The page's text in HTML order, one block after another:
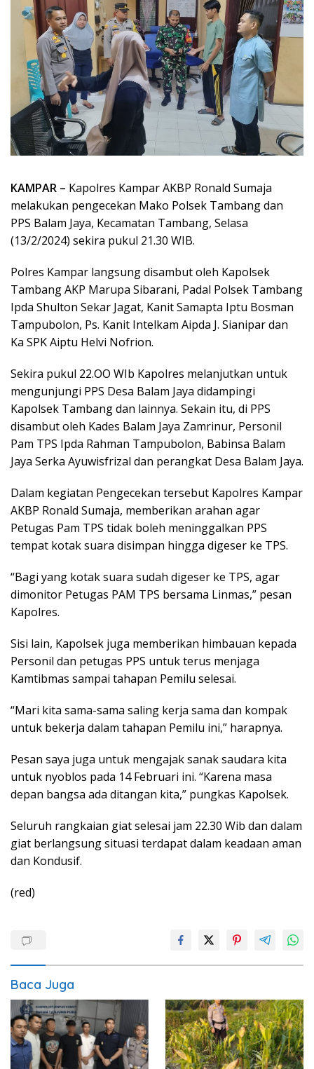
KAMPAR – Kapolres Kampar AKBP Ronald Sumaja
melakukan pengecekan Mako Polsek Tambang dan
PPS Balam Jaya, Kecamatan Tambang, Selasa
(13/2/2024) sekira pukul 21.30 WIB.
Polres Kampar langsung disambut oleh Kapolsek
Tambang AKP Marupa Sibarani, Padal Polsek Tambang
Ipda Shulton Sekar Jagat, Kanit Samapta Iptu Bosman
Tampubolon, Ps. Kanit Intelkam Aipda J. Sianipar dan
Ka SPK Aiptu Helvi Nofrion.
Sekira pukul 22.OO WIb Kapolres melanjutkan untuk
mengunjungi PPS Desa Balam Jaya didampingi
Kapolsek Tambang dan lainnya. Sekain itu, di PPS
disambut oleh Kades Balam Jaya Zamrinur, Personil
Pam TPS Ipda Rahman Tampubolon, Babinsa Balam
Jaya Serka Ayuwisfrizal dan perangkat Desa Balam Jaya.
Dalam kegiatan Pengecekan tersebut Kapolres Kampar
AKBP Ronald Sumaja, memberikan arahan agar
Petugas Pam TPS tidak boleh meninggalkan PPS
tempat kotak suara disimpan hingga digeser ke TPS.
“Bagi yang kotak suara sudah digeser ke TPS, agar
dimonitor Petugas PAM TPS bersama Linmas,” pesan
Kapolres.
Sisi lain, Kapolsek juga memberikan himbauan kepada
Personil dan petugas PPS untuk terus menjaga
Kamtibmas sampai tahapan Pemilu selesai.
“Mari kita sama-sama saling kerja sama dan kompak
untuk bekerja dalam tahapan Pemilu ini,” harapnya.
Pesan saya juga untuk mengajak sanak saudara kita
untuk nyoblos pada 14 Februari ini. “Karena masa
depan bangsa ada ditangan kita,” pungkas Kapolsek.
Seluruh rangkaian giat selesai jam 22.30 Wib dan dalam
giat berlangsung situasi terdapat dalam keadaan aman
dan Kondusif.
(red)
Baca Juga